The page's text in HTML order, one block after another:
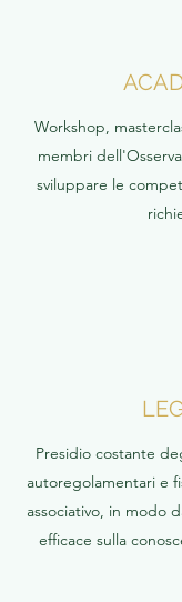
Workshop,
membri
sviluppare le
Presidio costante
autoregolamentari e
associativo, in modo
efficace sulla